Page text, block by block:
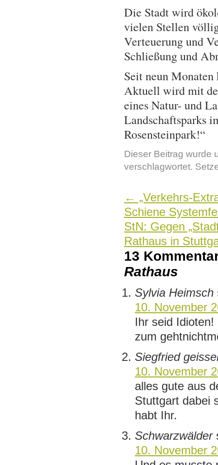
Die Stadt wird
vielen Stellen
Verteuerung und
Schließung und
Seit neun
Aktuell wird mit
eines Natur- und
Landschaftsparks
Rosensteinpark!“
Dieser Beitrag wurde
verschlagwortet.
← „Verkehrs-
Schiene
StN: Gegen
Rathaus in
13
Rathaus
Sylvia Heimsch
10. November
Ihr seid
zum
Siegfried
10. November
alles gute aus
Stuttgart dabei
habt Ihr.
Schwarzwälder
10. November